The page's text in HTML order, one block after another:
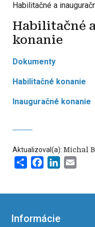
Habilitačné a
Habilitačné
konanie
Dokumenty
Habilitačné konanie
Inauguračné konanie
Aktualizoval(a): Michal
Share FacebookLinkedIn
Informácie